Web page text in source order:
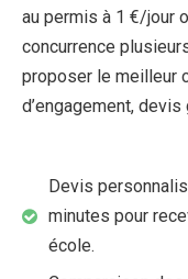
au permis à 1 €/jour
concurrence
proposer le meilleur
d’engagement, devis
Devis
minutes pour
école.